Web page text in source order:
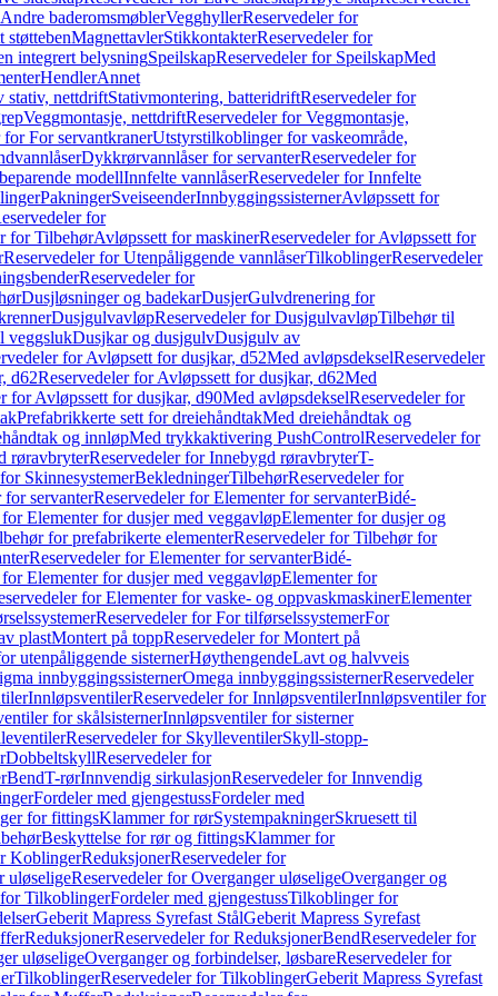
baderomsmøblerVegghyllerReservedeler for
støttebenMagnettavlerStikkontakterReservedeler for
integrert belysningSpeilskapReservedeler for SpeilskapMed
HendlerAnnet
stativ, nettdriftStativmontering, batteridriftReservedeler for
Veggmontasje, nettdriftReservedeler for Veggmontasje,
for For servantkranerUtstyrstilkoblinger for vaskeområde,
Dykkrørvannlåser for servanterReservedeler for
modellInnfelte vannlåserReservedeler for Innfelte
PakningerSveiseenderInnbyggingssisternerAvløpssett for
for
for TilbehørAvløpssett for maskinerReservedeler for Avløpssett for
Reservedeler for Utenpåliggende vannlåserTilkoblingerReservedeler
Reservedeler for
Dusjløsninger og badekarDusjerGulvdrenering for
DusjgulvavløpReservedeler for DusjgulvavløpTilbehør til
veggslukDusjkar og dusjgulvDusjgulv av
for Avløpsett for dusjkar, d52Med avløpsdekselReservedeler
d62Reservedeler for Avløpssett for dusjkar, d62Med
for Avløpssett for dusjkar, d90Med avløpsdekselReservedeler for
Prefabrikkerte sett for dreiehåndtakMed dreiehåndtak og
og innløpMed trykkaktivering PushControlReservedeler for
røravbryterReservedeler for Innebygd røravbryterT-
SkinnesystemerBekledningerTilbehørReservedeler for
for servanterReservedeler for Elementer for servanterBidé-
Elementer for dusjer med veggavløpElementer for dusjer og
for prefabrikerte elementerReservedeler for Tilbehør for
Reservedeler for Elementer for servanterBidé-
Elementer for dusjer med veggavløpElementer for
for Elementer for vaske- og oppvaskmaskinerElementer
Reservedeler for For tilførselssystemerFor
plastMontert på toppReservedeler for Montert på
utenpåliggende sisternerHøythengendeLavt og halvveis
innbyggingssisternerOmega innbyggingssisternerReservedeler
InnløpsventilerReservedeler for InnløpsventilerInnløpsventiler for
for skålsisternerInnløpsventiler for sisterner
Reservedeler for SkylleventilerSkyll-stopp-
DobbeltskyllReservedeler for
BendT-rørInnvendig sirkulasjonReservedeler for Innvendig
Fordeler med gjengestussFordeler med
for fittingsKlammer for rørSystempakningerSkruesett til
Beskyttelse for rør og fittingsKlammer for
KoblingerReduksjonerReservedeler for
uløseligeReservedeler for Overganger uløseligeOverganger og
TilkoblingerFordeler med gjengestussTilkoblinger for
Geberit Mapress Syrefast StålGeberit Mapress Syrefast
ReduksjonerReservedeler for ReduksjonerBendReservedeler for
uløseligeOverganger og forbindelser, løsbareReservedeler for
TilkoblingerReservedeler for TilkoblingerGeberit Mapress Syrefast